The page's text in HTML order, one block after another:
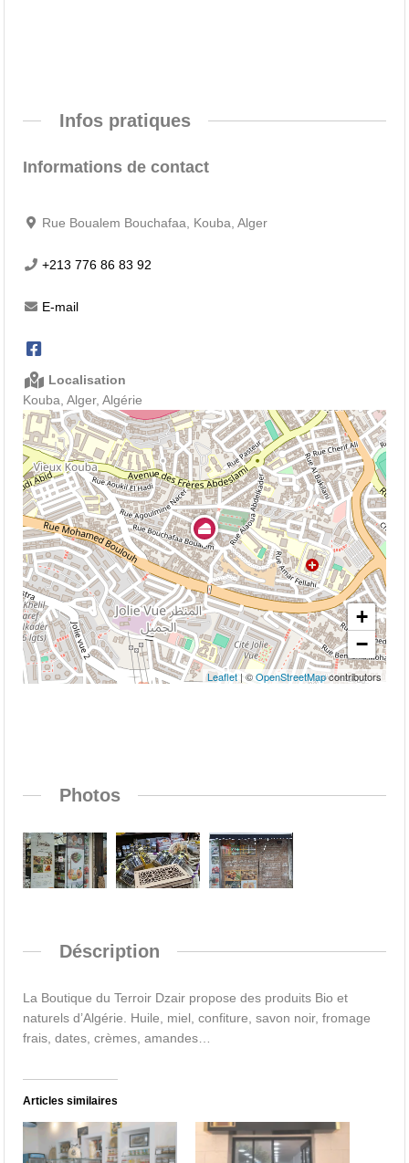
Infos pratiques
Informations de contact
Rue Boualem Bouchafaa, Kouba, Alger
+213 776 86 83 92
E-mail
Localisation
Kouba, Alger, Algérie
+
−
Leaflet| ©OpenStreetMapcontributors
Photos
Déscription
La Boutique du Terroir Dzair propose des produits Bio et
naturels d’Algérie. Huile, miel, confiture, savon noir, fromage
frais, dates, crèmes, amandes…
Articles similaires